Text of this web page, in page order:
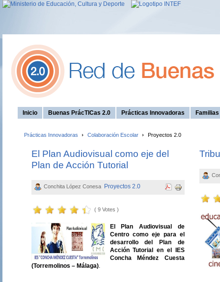
Inicio Buenas PrácTICas 2.0 Prácticas Innovadoras
Prácticas Innovadoras Colaboración Escolar Proyectos 2.0
El Plan Audiovisual como eje del
Plan de Acción Tutorial
Conchita López Conesa Proyectos 2.0
( 9 Votes )
El Plan Audiovisual de
Centro como eje para el
desarrollo del Plan de
Acción Tutorial en el IES
Concha Méndez Cuesta
(Torremolinos – Málaga).